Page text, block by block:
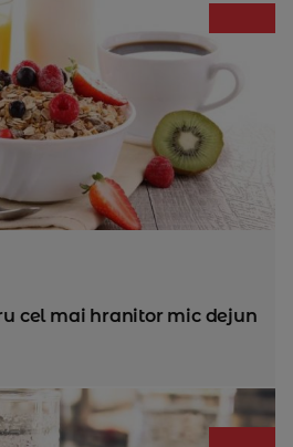
cel mai hranitor mic dejun